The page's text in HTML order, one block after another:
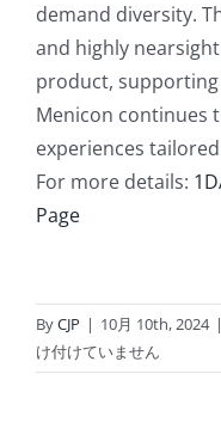
demand diversity.
and highly
product,
Menicon continues
experiences
For more details:
Page
ByCJP | 10月 10th, 2024 |
け付けていません